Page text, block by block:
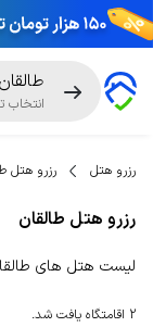
طالقان
انتخاب
رزرو هتل رزرو هتل
رزرو هتل طالقان
لیست هتل های
2 اقامتگاه یافت شد.